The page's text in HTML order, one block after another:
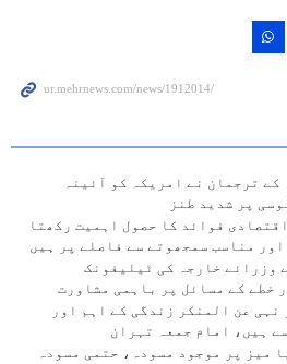
ترجمان نے امریکہ کو آئینہ
پر شدید طنز
فوائد کا حصول اہمیت رکھتا
اور مناسب سمجھوتے سے فاصلے پر ہیں
وزرائے خارجہ کی ٹیلیفونک
خطے کے مسائل پر باہمی مشاورت
نہی عن المنکر زندگی کے اہم اور
ہیں، امام جمعہ تہران
میز پر موجود مسودہ، حتمی مسودہ